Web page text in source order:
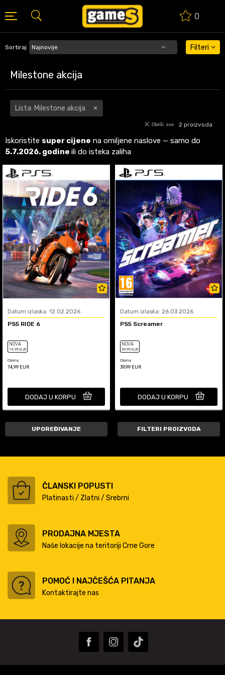
0
BESPLATNA ISPORUKA PORUDŽBINA PREKO 50 EUR
Milestone akcija
Sortiraj Filteri
Lista: Milestone akcija
2 proizvoda
Obriši sve
Iskoristite super cijene na omiljene naslove — samo do
5.7.2026. godine ili do isteka zaliha
Datum izlaska: 12.02.2026
PS5 RIDE 6
NOVA
74,99 EUR
Cijena
74,99 EUR
DODAJ U KORPU
Datum izlaska: 26.03.2026
PS5 Screamer
NOVA
39,99 EUR
Cijena
39,99 EUR
DODAJ U KORPU
UPOREĐIVANJE FILTERI PROIZVODA
ČLANSKI POPUSTI
Platinasti / Zlatni / Srebrni
PRODAJNA MJESTA
Naše lokacije na teritoriji Crne Gore
POMOĆ I NAJČEŠĆA PITANJA
Kontaktirajte nas